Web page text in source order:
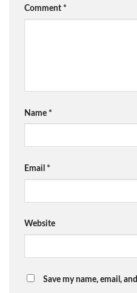
Comment *
Name *
Email *
Website
Save my name, email,